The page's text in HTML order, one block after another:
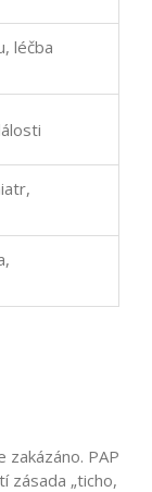
léčba
PAP
zásada „ticho,